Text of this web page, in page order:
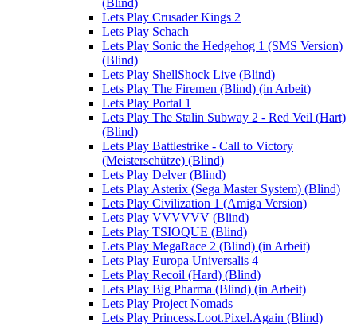
Lets Play Crusader Kings 2
Lets Play Schach
Lets Play Sonic the Hedgehog 1 (SMS Version)
(Blind)
Lets Play ShellShock Live (Blind)
Lets Play The Firemen (Blind) (in Arbeit)
Lets Play Portal 1
Lets Play The Stalin Subway 2 - Red Veil (Hart)
(Blind)
Lets Play Battlestrike - Call to Victory
(Meisterschütze) (Blind)
Lets Play Delver (Blind)
Lets Play Asterix (Sega Master System) (Blind)
Lets Play Civilization 1 (Amiga Version)
Lets Play VVVVVV (Blind)
Lets Play TSIOQUE (Blind)
Lets Play MegaRace 2 (Blind) (in Arbeit)
Lets Play Europa Universalis 4
Lets Play Recoil (Hard) (Blind)
Lets Play Big Pharma (Blind) (in Arbeit)
Lets Play Project Nomads
Lets Play Princess.Loot.Pixel.Again (Blind)